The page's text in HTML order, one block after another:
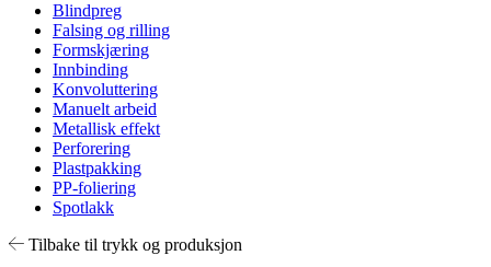
Blindpreg
Falsing og rilling
Formskjæring
Innbinding
Konvoluttering
Manuelt arbeid
Metallisk effekt
Perforering
Plastpakking
PP-foliering
Spotlakk
Tilbake til trykk og produksjon